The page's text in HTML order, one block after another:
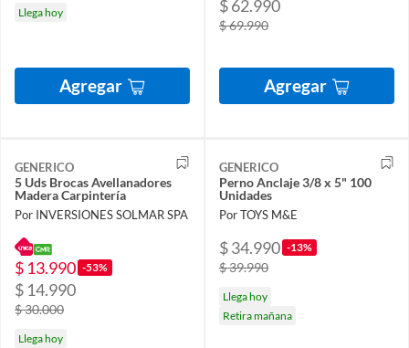
Llega hoy
Agregar
$ 62.990
$ 69.990
Agregar
GENERICO
5 Uds Brocas Avellanadores
Madera Carpintería
Por INVERSIONES SOLMAR SPA
$ 13.990 -53%
$ 14.990
$ 30.000
Llega hoy
GENERICO
Perno Anclaje 3/8 x 5" 100
Unidades
Por TOYS M&E
$ 34.990 -13%
$ 39.990
Llega hoy
Retira mañana